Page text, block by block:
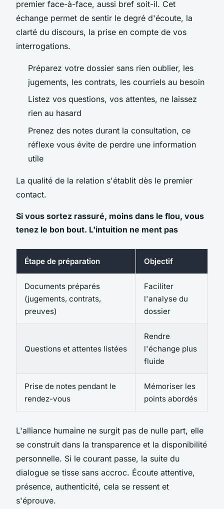
premier face-à-face, aussi bref soit-il. Cet
échange permet de sentir le degré d'écoute, la
clarté du discours, la prise en compte de vos
interrogations.
Préparez votre dossier sans rien oublier, les
jugements, les contrats, les courriels au besoin
Listez vos questions, vos attentes, ne laissez
rien au hasard
Prenez des notes durant la consultation, ce
réflexe vous évite de perdre une information
utile
La qualité de la relation s'établit dès le premier
contact.
Si vous sortez rassuré, moins dans le flou, vous
tenez le bon bout. L'intuition ne ment pas
Étape de préparation Objectif
Documents préparés
(jugements, contrats,
preuves)
Faciliter
l'analyse du
dossier
Questions et attentes listées
Rendre
l'échange plus
fluide
Prise de notes pendant le
rendez-vous
Mémoriser les
points abordés
L'alliance humaine ne surgit pas de nulle part, elle
se construit dans la transparence et la disponibilité
personnelle. Si le courant passe, la suite du
dialogue se tisse sans accroc. Écoute attentive,
présence, authenticité, cela se ressent et
s'éprouve.